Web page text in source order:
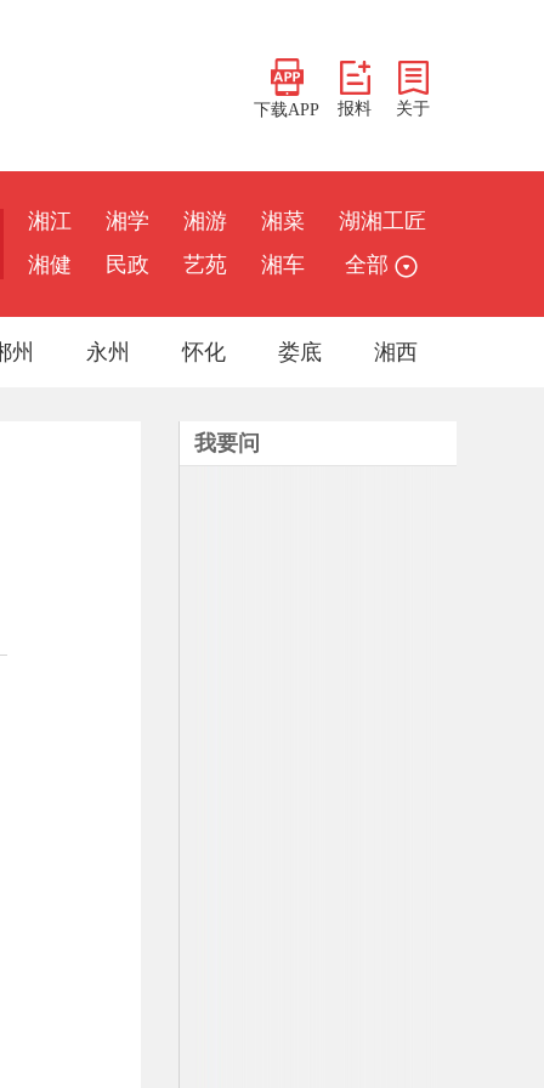
下载APP 报料 关于
湘江 湘学 湘游 湘菜
湖湘工匠
湘健
民政 艺苑 湘车 全部
州 永州 怀化 娄底 湘西
我要问